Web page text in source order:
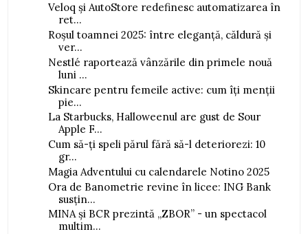
Veloq și AutoStore redefinesc automatizarea în
ret...
Roșul toamnei 2025: între eleganță, căldură și
ver...
Nestlé raportează vânzările din primele nouă
luni ...
Skincare pentru femeile active: cum îți menții
pie...
La Starbucks, Halloweenul are gust de Sour
Apple F...
Cum să-ți speli părul fără să-l deteriorezi: 10
gr...
Magia Adventului cu calendarele Notino 2025
Ora de Banometrie revine în licee: ING Bank
susțin...
MINA și BCR prezintă „ZBOR” - un spectacol
multim...